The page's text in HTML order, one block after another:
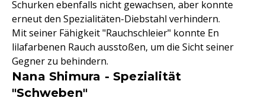
Schurken ebenfalls nicht gewachsen, aber konnte
erneut den Spezialitäten-Diebstahl verhindern.
Mit seiner Fähigkeit "Rauchschleier" konnte En
lilafarbenen Rauch ausstoßen, um die Sicht seiner
Gegner zu behindern.
Nana Shimura - Spezialität
"Schweben"